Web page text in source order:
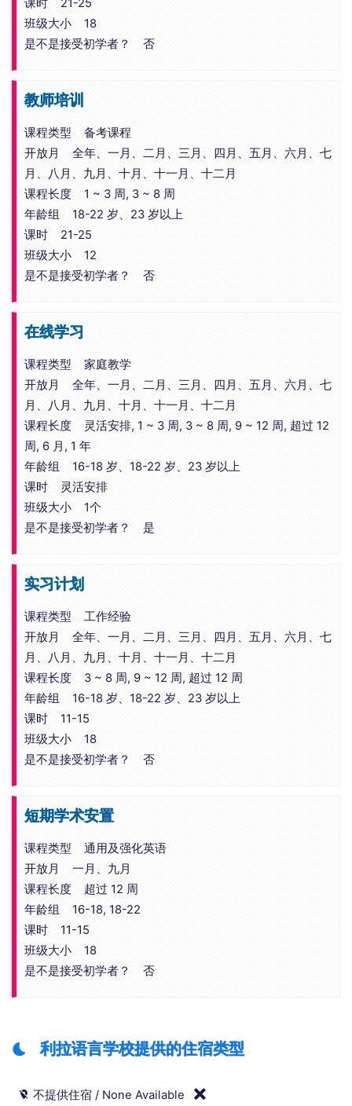
课时 21-25
班级大小 18
是不是接受初学者？ 否
教师培训
课程类型 备考课程
开放月 全年、一月、二月、三月、四月、五月、六月、七
月、八月、九月、十月、十一月、十二月
课程长度 1 ~ 3 周, 3 ~ 8 周
年龄组 18-22 岁、23 岁以上
课时 21-25
班级大小 12
是不是接受初学者？ 否
在线学习
课程类型 家庭教学
开放月 全年、一月、二月、三月、四月、五月、六月、七
月、八月、九月、十月、十一月、十二月
课程长度 灵活安排, 1 ~ 3 周, 3 ~ 8 周, 9 ~ 12 周, 超过 12
周, 6 月, 1 年
年龄组 16-18 岁、18-22 岁、23 岁以上
课时 灵活安排
班级大小 1个
是不是接受初学者？ 是
实习计划
课程类型 工作经验
开放月 全年、一月、二月、三月、四月、五月、六月、七
月、八月、九月、十月、十一月、十二月
课程长度 3 ~ 8 周, 9 ~ 12 周, 超过 12 周
年龄组 16-18 岁、18-22 岁、23 岁以上
课时 11-15
班级大小 18
是不是接受初学者？ 否
短期学术安置
课程类型 通用及强化英语
开放月 一月、九月
课程长度 超过 12 周
年龄组 16-18, 18-22
课时 11-15
班级大小 18
是不是接受初学者？ 否
利拉语言学校提供的住宿类型
不提供住宿 / None Available